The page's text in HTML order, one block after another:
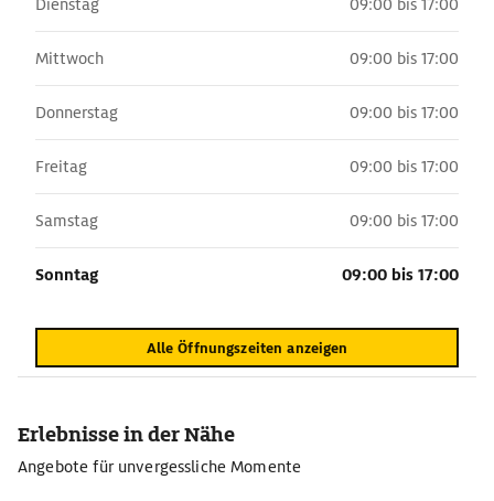
Dienstag 09:00 bis 17:00
Mittwoch 09:00 bis 17:00
Donnerstag 09:00 bis 17:00
Freitag 09:00 bis 17:00
Samstag 09:00 bis 17:00
Sonntag 09:00 bis 17:00
Alle Öffnungszeiten anzeigen
Erlebnisse in der Nähe
Angebote für unvergessliche Momente